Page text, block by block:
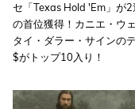
セ「Texas Hold 'Em」が
の首位獲得！カニエ・ウ
タイ・ダラー・サインの
$がトップ10入り！